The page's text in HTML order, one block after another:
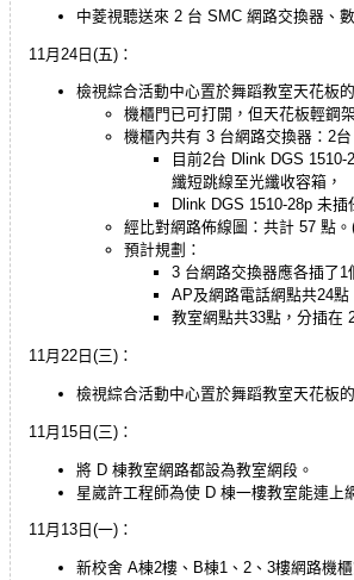
中菱視聽送來 2 台 SMC 網路交換器、
11月24日(五)：
檢視綜合活動中心置於舞蹈教室天花板
機櫃門已可打開，但天花板輕鋼
機櫃內共有 3 台網路交換器：2
目前2台 Dlink DGS
纖短跳線至光纖收容箱，
Dlink DGS 1510-28p 未插
經比對網路佈線圖：共計 57 點
預計規劃：
3 台網路交換器應各插了
AP及網路電話網點共24點
教室網點共33點，分插在
11月22日(三)：
檢視綜合活動中心置於舞蹈教室天花板
11月15日(三)：
將 D 棟教室網路都設為教室網段。
星崴許工程師為使 D 棟一樓教室能連上
11月13日(一)：
新校舍 A棟2樓、B棟1、2、3樓網路機